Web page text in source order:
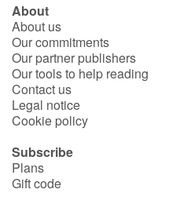
About
About us
Our commitments
Our partner publishers
Our tools to help reading
Contact us
Legal notice
Cookie policy
Subscribe
Plans
Gift code